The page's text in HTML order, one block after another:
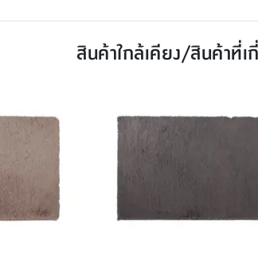
สินค้าใกล้เคียง/สินค้าที่เ